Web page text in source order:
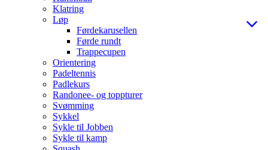
Klatring
Løp
Førdekarusellen
Førde rundt
Trappecupen
Orientering
Padeltennis
Padlekurs
Randonee- og toppturer
Svømming
Sykkel
Sykle til Jobben
Sykle til kamp